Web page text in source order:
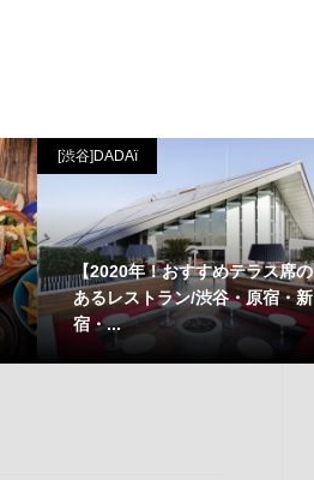
[渋谷]DADAï
【2020年！おすすめテラス席の
あるレストラン/渋谷・原宿・新
宿・...